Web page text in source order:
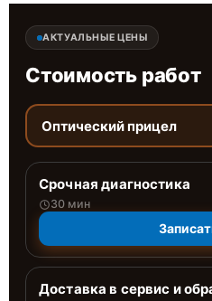
АКТУАЛЬНЫЕ ЦЕНЫ
Стоимость работ
Оптический прицел
Срочная диагностика
30 мин
Доставка в сервис и